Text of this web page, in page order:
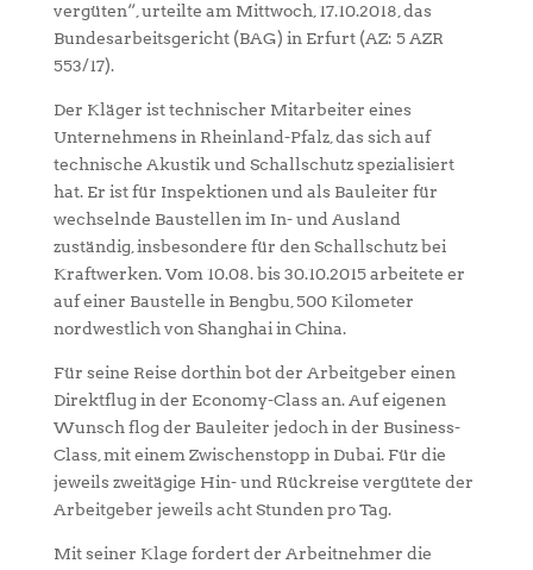
vergüten“, urteilte am Mittwoch, 17.10.2018, das
Bundesarbeitsgericht (BAG) in Erfurt (AZ: 5 AZR
553/17).
Der Kläger ist technischer Mitarbeiter eines
Unternehmens in Rheinland-Pfalz, das sich auf
technische Akustik und Schallschutz spezialisiert
hat. Er ist für Inspektionen und als Bauleiter für
wechselnde Baustellen im In- und Ausland
zuständig, insbesondere für den Schallschutz bei
Kraftwerken. Vom 10.08. bis 30.10.2015 arbeitete er
auf einer Baustelle in Bengbu, 500 Kilometer
nordwestlich von Shanghai in China.
Für seine Reise dorthin bot der Arbeitgeber einen
Direktflug in der Economy-Class an. Auf eigenen
Wunsch flog der Bauleiter jedoch in der Business-
Class, mit einem Zwischenstopp in Dubai. Für die
jeweils zweitägige Hin- und Rückreise vergütete der
Arbeitgeber jeweils acht Stunden pro Tag.
Mit seiner Klage fordert der Arbeitnehmer die